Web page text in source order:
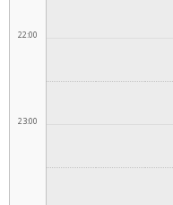
22:00
23:00